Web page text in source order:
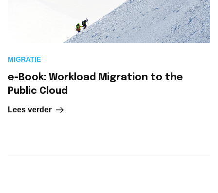
MIGRATIE
e-Book: Workload Migration to the
Public Cloud
Lees verder